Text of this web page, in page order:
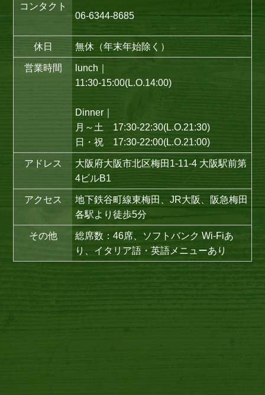
コンタクト
06-6344-8685
休日 無休（年末年始除く）
営業時間
lunch｜
11:30-15:00(L.O.14:00)
Dinner｜
月～土 17:30-22:30(L.O.21:30)
日・祝 17:30-22:00(L.O.21:00)
アドレス
大阪府大阪市北区梅田1-11-4 大阪駅前第
4ビルB1
アクセス
地下鉄谷町線東梅田、JR大阪、阪急梅田
各駅より徒歩5分
その他
総席数：46席、ソフトバンク Wi-Fiあ
り、イタリア語・英語メニューあり